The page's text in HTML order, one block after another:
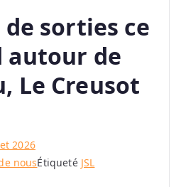
de sorties ce
autour de
Le Creusot
2026
nousÉtiqueté JSL